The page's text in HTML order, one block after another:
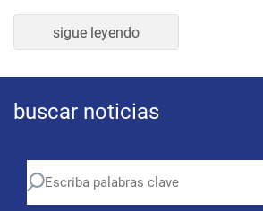
Pesquisar